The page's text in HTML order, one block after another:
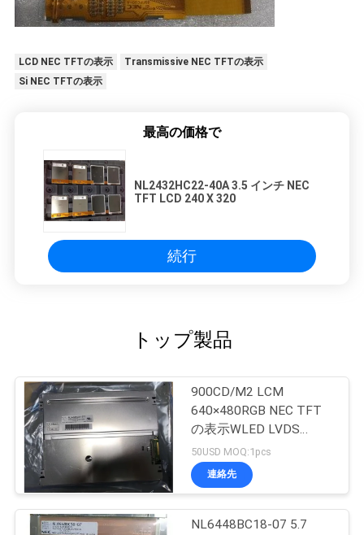
LCD NEC TFTの表示
Transmissive NEC TFTの表示
Si NEC TFTの表示
最高の価格で
NL2432HC22-40A 3.5 インチ NEC
TFT LCD 240 X 320
続行
トップ製品
900CD/M2 LCM
640×480RGB NEC TFT
の表示WLED LVDS
NL6448BC26-27C
50USD MOQ:1pcs
連絡先
NL6448BC18-07 5.7